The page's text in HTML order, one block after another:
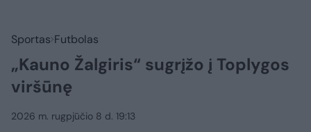
Sportas Futbolas
„Kauno Žalgiris“ sugrįžo į Toplygos
viršūnę
2026 m. rugpjūčio 8 d. 19:13